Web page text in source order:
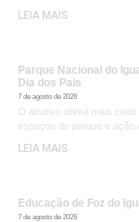
LEIA MAIS
Parque Nacional do
Dia dos Pais
7 de agosto de 2026
O atrativo abrirá mais
espaços do parque e ação
LEIA MAIS
Educação de Foz do
7 de agosto de 2026